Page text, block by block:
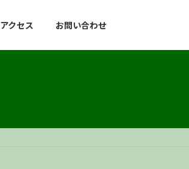
アクセス お問い合わせ